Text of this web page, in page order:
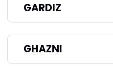
GARDIZ
GHAZNI